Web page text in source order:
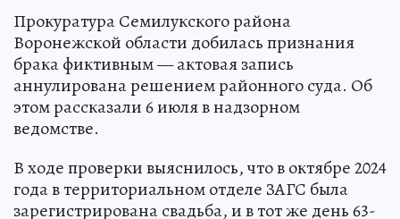
Прокуратура Семилукского района
Воронежской области добилась признания
брака фиктивным — актовая запись
аннулирована решением районного суда. Об
этом рассказали 6 июля в надзорном
ведомстве.
В ходе проверки выяснилось, что в октябре 2024
года в территориальном отделе ЗАГС была
зарегистрирована свадьба, и в тот же день 63-